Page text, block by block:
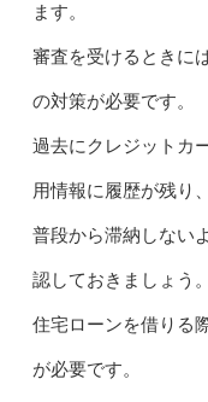
ます。
審査を受けるときに
の対策が必要です。
過去にクレジットカ
用情報に履歴が残り
普段から滞納しない
認しておきましょう。
住宅ローンを借りる
が必要です。